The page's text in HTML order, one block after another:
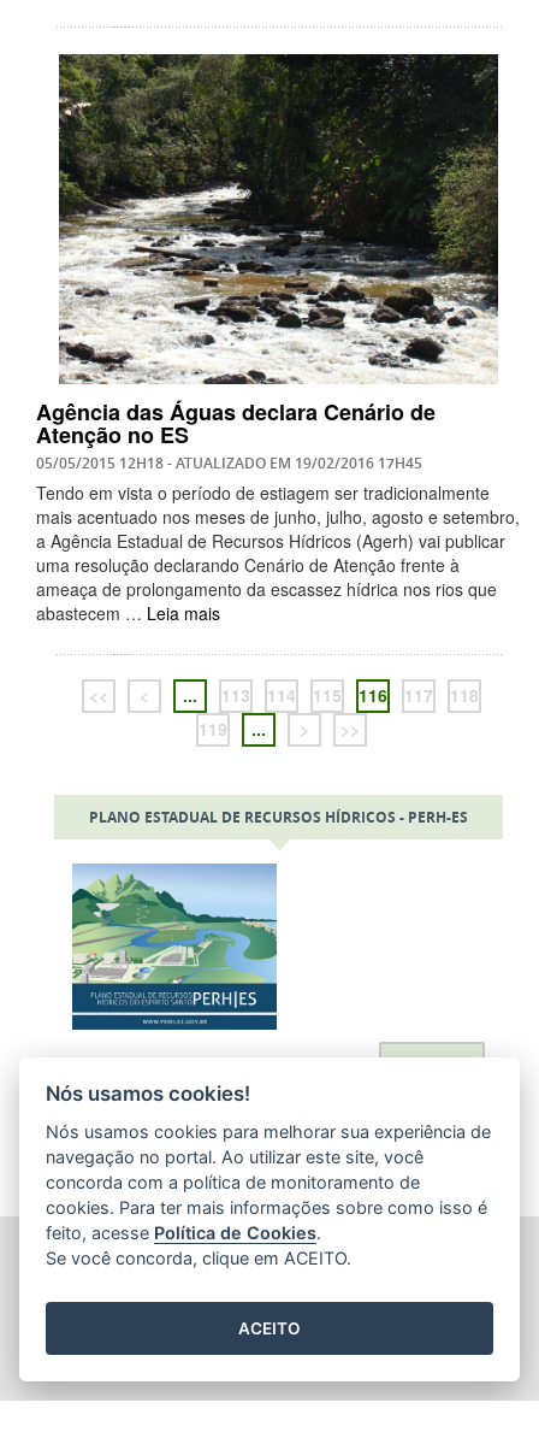
Agência das Águas declara Cenário de
Atenção no ES
05/05/2015 12H18- ATUALIZADO EM 19/02/2016 17H45
Tendo em vista o período de estiagem ser tradicionalmente
mais acentuado nos meses de junho, julho, agosto e setembro,
a Agência Estadual de Recursos Hídricos (Agerh) vai publicar
uma resolução declarando Cenário de Atenção frente à
ameaça de prolongamento da escassez hídrica nos rios que
abastecem … Leia mais
<< < ... 113 114 115 116 117
118
119
... > >>
PLANO ESTADUAL DE RECURSOS HÍDRICOS - PERH-ES
Acessar
AGÊNCIA ESTADUAL DE RECURSOS HÍDRICOS (AGERH)
(Acesso pela Rua Dep. Nelson Monteiro) - Centro
CEP: 29.010-935 - Vitória / ES
Tel.: (27) 3347-6200
Nós usamos cookies!
Nós usamos cookies para melhorar sua experiência de
navegação no portal. Ao utilizar este site, você
concorda com a política de monitoramento de
cookies. Para ter mais informações sobre como isso é
feito, acesse Política de Cookies.
Se você concorda, clique em ACEITO.
ACEITO